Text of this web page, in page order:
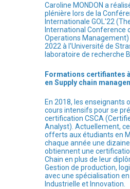
Caroline MONDON a
plénière lors de la
Internationale GOL'22
International Conference
Operations Management)
2022 à l'Université de
laboratoire de recherche
Formations certifiantes
en Supply chain
En 2018, les enseignants
cours intensifs pour se
certification CSCA
Analyst). Actuellement,
offerts aux étudiants en
chaque année une
obtiennent une
Chain en plus de leur
Gestion de production,
avec une spécialisation
Industrielle et Innovation.